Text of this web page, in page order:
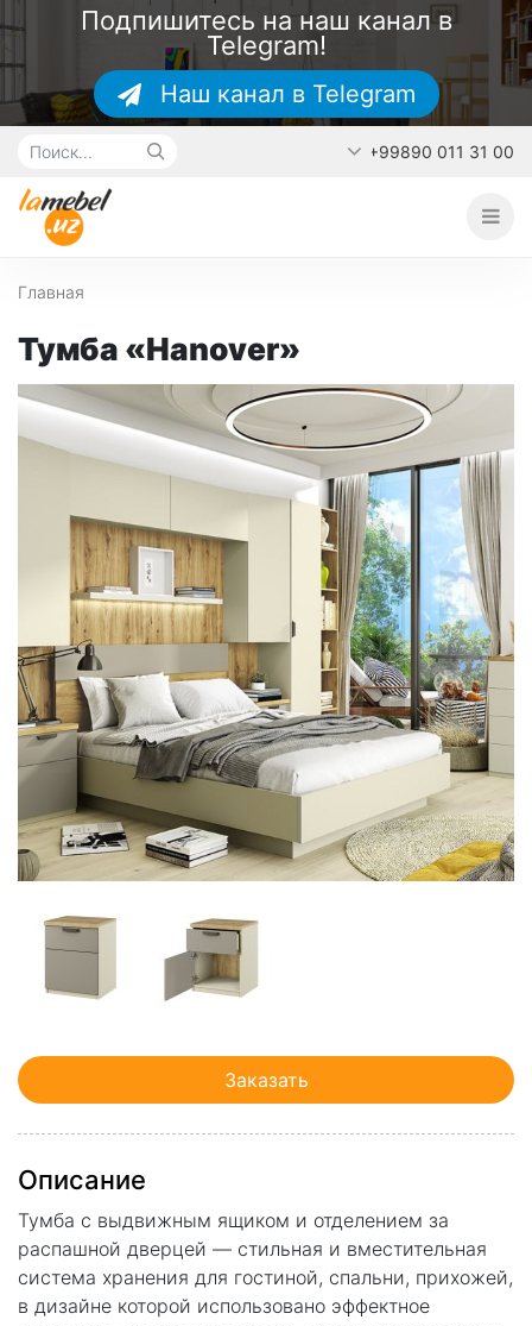
Подпишитесь на наш канал в
Telegram!
Наш канал в Telegram
+99890 011 31 00
Главная
Тумба «Hanover»
Заказать
Описание
Тумба с выдвижным ящиком и отделением за
распашной дверцей — стильная и вместительная
система хранения для гостиной, спальни, прихожей,
в дизайне которой использовано эффектное